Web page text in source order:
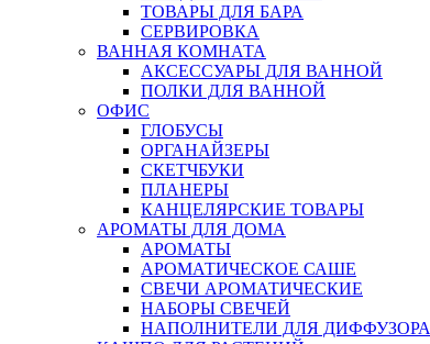
ТОВАРЫ ДЛЯ БАРА
СЕРВИРОВКА
ВАННАЯ КОМНАТА
АКСЕССУАРЫ ДЛЯ ВАННОЙ
ПОЛКИ ДЛЯ ВАННОЙ
ОФИС
ГЛОБУСЫ
ОРГАНАЙЗЕРЫ
СКЕТЧБУКИ
ПЛАНЕРЫ
КАНЦЕЛЯРСКИЕ ТОВАРЫ
АРОМАТЫ ДЛЯ ДОМА
АРОМАТЫ
АРОМАТИЧЕСКОЕ САШЕ
СВЕЧИ АРОМАТИЧЕСКИЕ
НАБОРЫ СВЕЧЕЙ
НАПОЛНИТЕЛИ ДЛЯ ДИФФУЗОРА